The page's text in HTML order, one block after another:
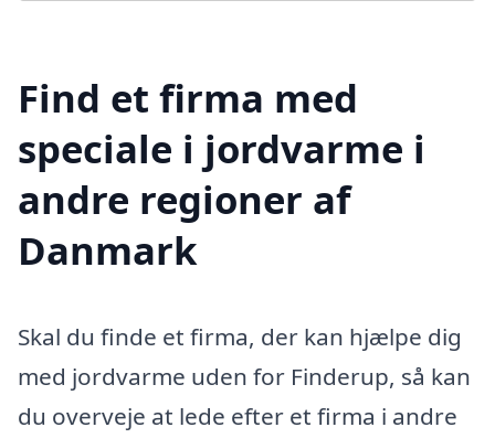
Find et firma med
speciale i jordvarme i
andre regioner af
Danmark
Skal du finde et firma, der kan hjælpe dig
med jordvarme uden for Finderup, så kan
du overveje at lede efter et firma i andre